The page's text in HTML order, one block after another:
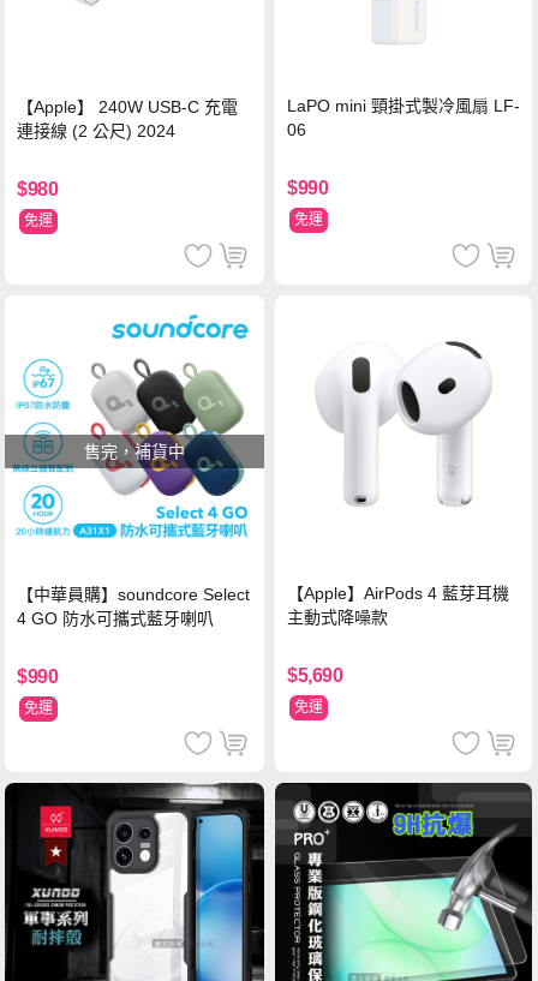
【Apple】 240W USB-C 充電
連接線 (2 公尺) 2024
$980
免運
LaPO mini 頸掛式製冷風扇 LF-
06
$990
免運
售完，補貨中
【中華員購】soundcore Select
4 GO 防水可攜式藍牙喇叭
$990
免運
【Apple】AirPods 4 藍芽耳機
主動式降噪款
$5,690
免運